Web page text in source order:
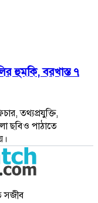
হুমকি, বরখাস্ত ৭
তথ্যপ্রযুক্তি,
ছবিও পাঠাতে
সজীব